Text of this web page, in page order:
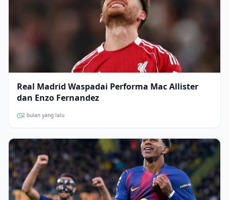
Real Madrid Waspadai Performa Mac Allister
dan Enzo Fernandez
2 bulan yang lalu